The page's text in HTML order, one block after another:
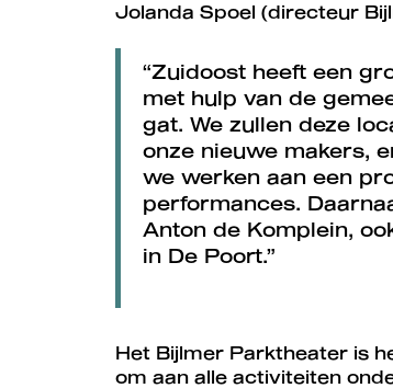
Jolanda Spoel (directeur
“Zuidoost heeft een
met hulp van de
gat. We zullen deze
onze nieuwe makers,
we werken aan een
performances.
Anton de Komplein,
in De Poort.”
Het Bijlmer Parktheater is
om aan alle activiteiten
Inzoomen